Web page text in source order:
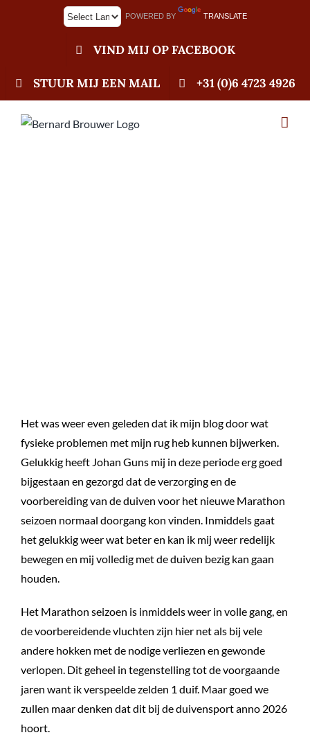
POWERED BY TRANSLATE
VIND MIJ OP FACEBOOK
STUUR MIJ EEN MAIL +31 (0)6 4723 4926
Het was weer even geleden dat ik mijn blog door wat
fysieke problemen met mijn rug heb kunnen bijwerken.
Gelukkig heeft Johan Guns mij in deze periode erg goed
bijgestaan en gezorgd dat de verzorging en de
voorbereiding van de duiven voor het nieuwe Marathon
seizoen normaal doorgang kon vinden. Inmiddels gaat
het gelukkig weer wat beter en kan ik mij weer redelijk
bewegen en mij volledig met de duiven bezig kan gaan
houden.
Het Marathon seizoen is inmiddels weer in volle gang, en
de voorbereidende vluchten zijn hier net als bij vele
andere hokken met de nodige verliezen en gewonde
verlopen. Dit geheel in tegenstelling tot de voorgaande
jaren want ik verspeelde zelden 1 duif. Maar goed we
zullen maar denken dat dit bij de duivensport anno 2026
hoort.